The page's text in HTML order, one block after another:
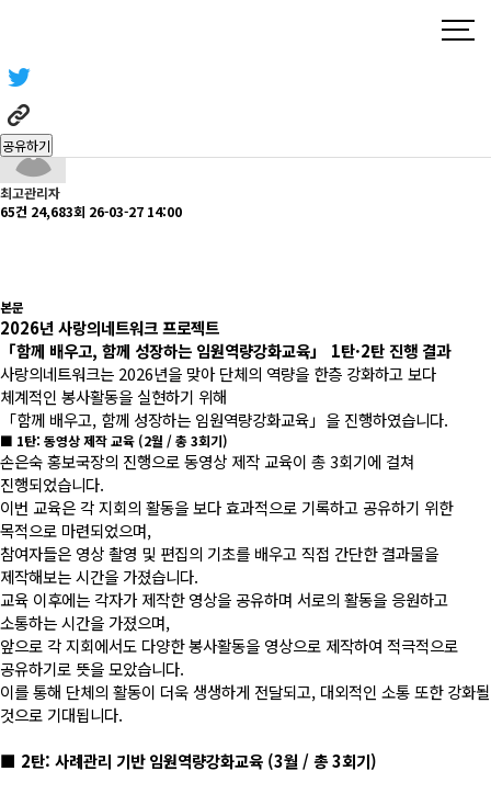
공유하기
「함께 배우고, 함께 성장하는 임원역량강화교육」 1탄·2탄 진행
페이지 정보
최고관리자
65건 24,683회 26-03-27 14:00
본문
2026년 사랑의네트워크 프로젝트
「함께 배우고, 함께 성장하는 임원역량강화교육」 1탄·2탄 진행 결과
사랑의네트워크는 2026년을 맞아 단체의 역량을 한층 강화하고 보다
체계적인 봉사활동을 실현하기 위해
「함께 배우고, 함께 성장하는 임원역량강화교육」을 진행하였습니다.
■ 1탄: 동영상 제작 교육 (2월 / 총 3회기)
손은숙 홍보국장의 진행으로 동영상 제작 교육이 총 3회기에 걸쳐
진행되었습니다.
이번 교육은 각 지회의 활동을 보다 효과적으로 기록하고 공유하기 위한
목적으로 마련되었으며,
참여자들은 영상 촬영 및 편집의 기초를 배우고 직접 간단한 결과물을
제작해보는 시간을 가졌습니다.
교육 이후에는 각자가 제작한 영상을 공유하며 서로의 활동을 응원하고
소통하는 시간을 가졌으며,
앞으로 각 지회에서도 다양한 봉사활동을 영상으로 제작하여 적극적으로
공유하기로 뜻을 모았습니다.
이를 통해 단체의 활동이 더욱 생생하게 전달되고, 대외적인 소통 또한 강화될
것으로 기대됩니다.
■ 2탄: 사례관리 기반 임원역량강화교육 (3월 / 총 3회기)